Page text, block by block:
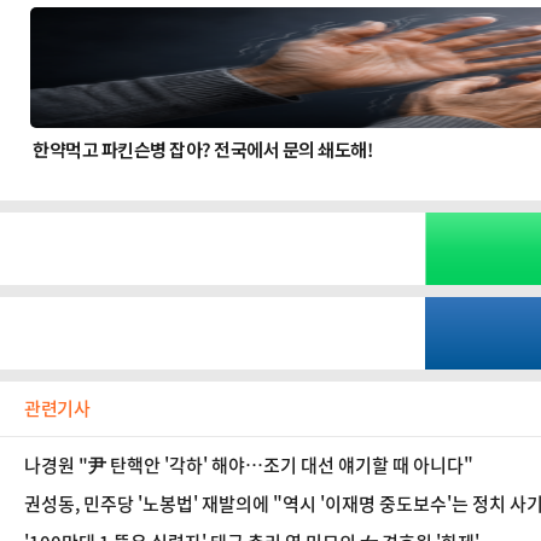
관련기사
나경원 "尹 탄핵안 '각하' 해야…조기 대선 얘기할 때 아니다"
권성동, 민주당 '노봉법' 재발의에 "역시 '이재명 중도보수'는 정치 사